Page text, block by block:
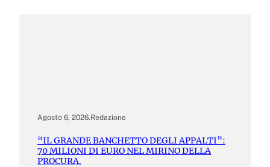
Agosto 6, 2026.Redazione
“IL GRANDE BANCHETTO DEGLI APPALTI”:
70 MILIONI DI EURO NEL MIRINO DELLA
PROCURA.